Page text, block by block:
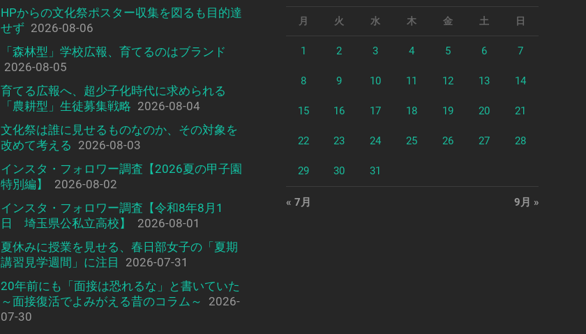
HPからの文化祭ポスター収集を図るも目的達
せず 2026-08-06
「森林型」学校広報、育てるのはブランド
2026-08-05
育てる広報へ、超少子化時代に求められる
「農耕型」生徒募集戦略 2026-08-04
文化祭は誰に見せるものなのか、その対象を
改めて考える 2026-08-03
インスタ・フォロワー調査【2026夏の甲子園
特別編】
2026-08-02
インスタ・フォロワー調査【令和8年8月1
日 埼玉県公私立高校】
2026-08-01
夏休みに授業を見せる、春日部女子の「夏期
講習見学週間」に注目
2026-07-31
20年前にも「面接は恐れるな」と書いていた
～面接復活でよみがえる昔のコラム～
2026-
07-30
月 火 水 木 金 土 日
1 2 3 4 5 6 7
8 9 10 11 12 13 14
15 16 17 18 19 20 21
22 23 24 25 26 27 28
29 30 31
« 7月 9月 »